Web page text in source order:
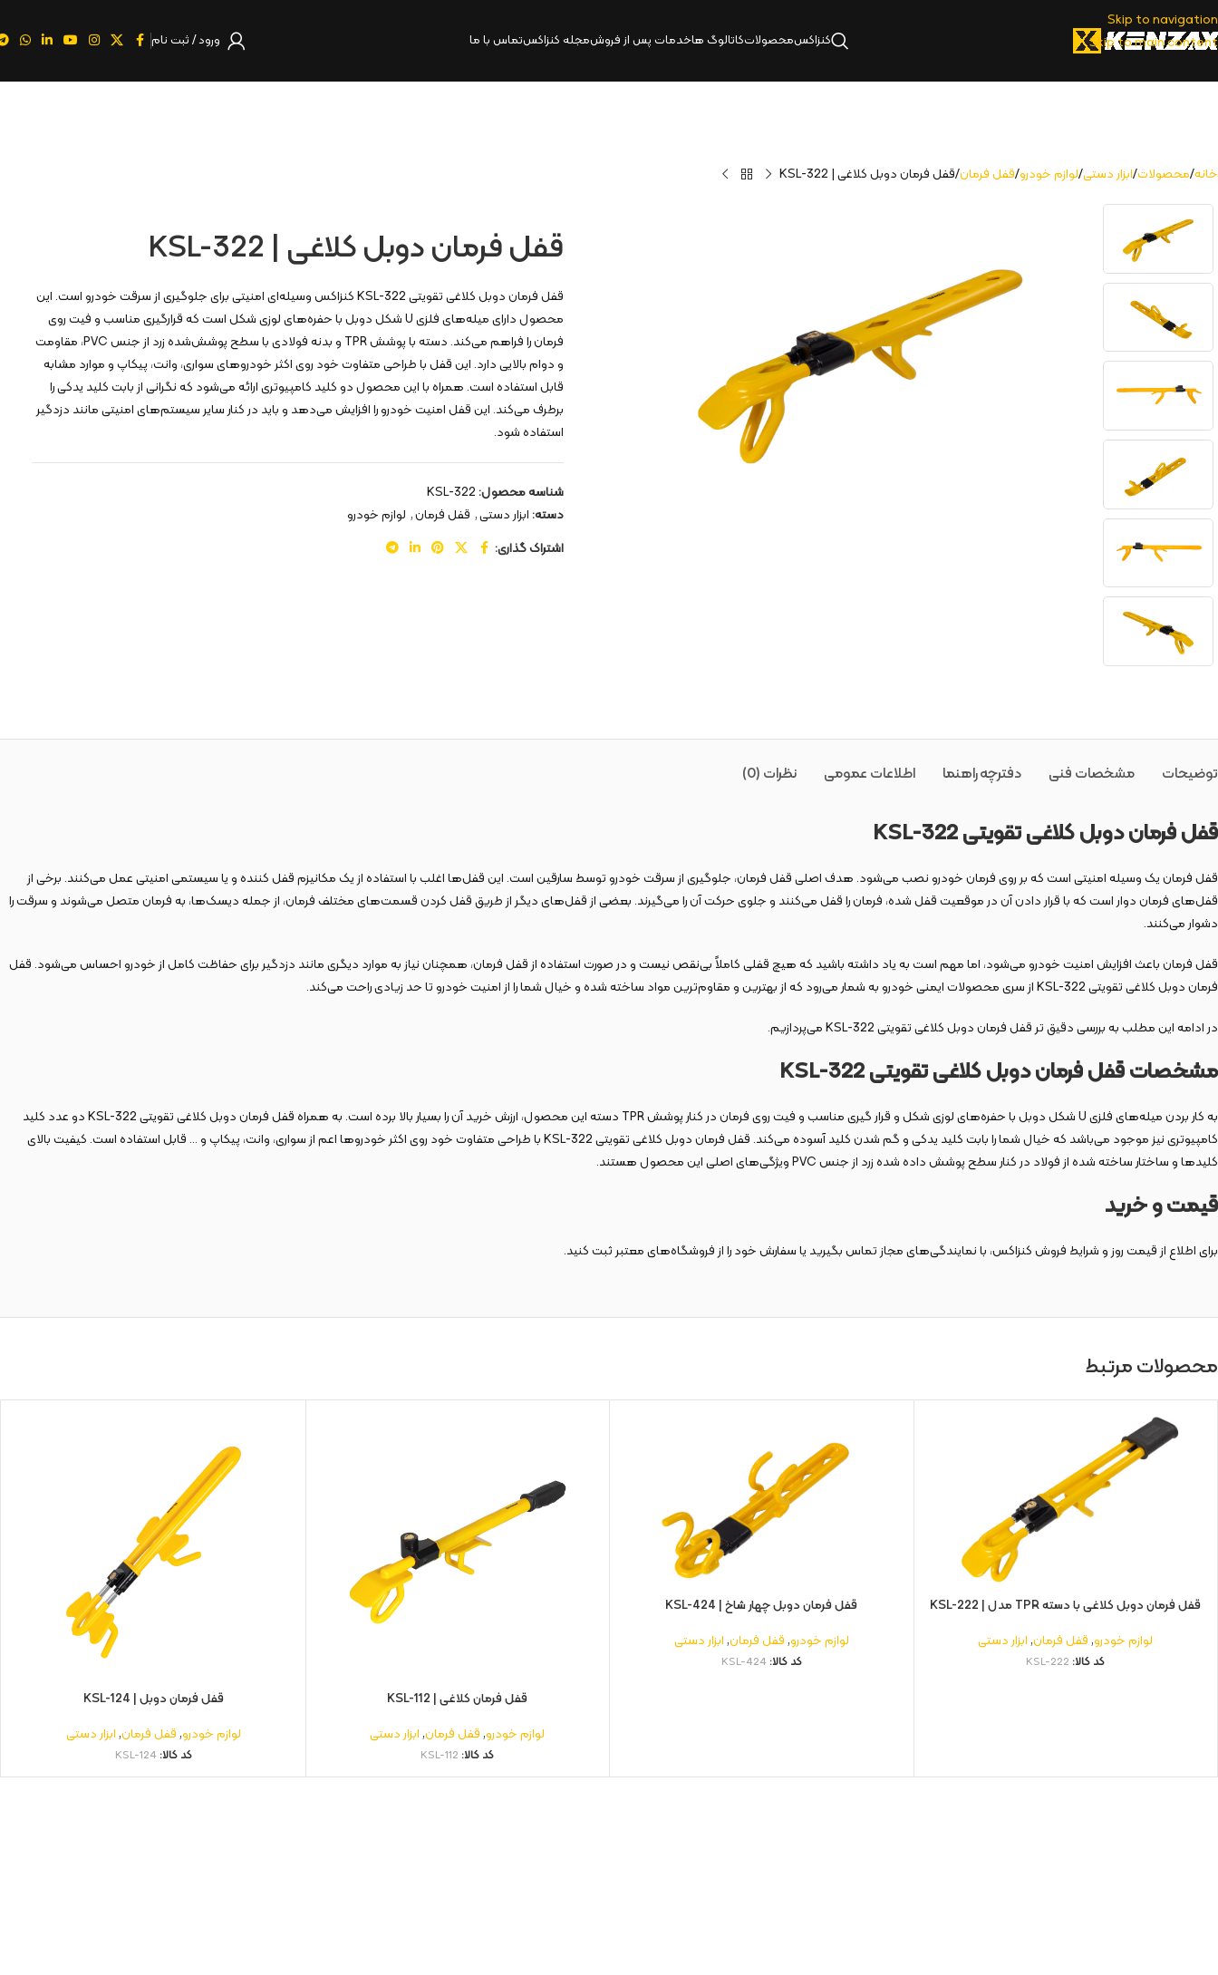
Skip to navigation
Skip to main content
کنزاکسمحصولاتکاتالوگ‌ هاخدمات پس از فروشمجله کنزاکستماس با ما ورود / ثبت نام
خانه محصولات ابزار دستی لوازم خودرو قفل فرمان قفل فرمان دوبل کلاغی | KSL-322
قفل فرمان دوبل کلاغی | KSL-322
قفل فرمان دوبل کلاغی تقویتی KSL-322 کنزاکس وسیله‌ای امنیتی برای جلوگیری از سرقت خودرو است. این
محصول دارای میله‌های فلزی U شکل دوبل با حفره‌های لوزی شکل است که قرارگیری مناسب و فیت روی
فرمان را فراهم می‌کند. دسته با پوشش TPR و بدنه فولادی با سطح پوشش‌شده زرد از جنس PVC، مقاومت
و دوام بالایی دارد. این قفل با طراحی متفاوت خود روی اکثر خودروهای سواری، وانت، پیکاپ و موارد مشابه
قابل استفاده است. همراه با این محصول دو کلید کامپیوتری ارائه می‌شود که نگرانی از بابت کلید یدکی را
برطرف می‌کند. این قفل امنیت خودرو را افزایش می‌دهد و باید در کنار سایر سیستم‌های امنیتی مانند دزدگیر
استفاده شود.
شناسه محصول:KSL-322
دسته:ابزار دستی, قفل فرمان, لوازم خودرو
اشتراک گذاری:
توضیحات نظرات (0) مشخصات فنی اطلاعات عمومی دفترچه راهنما
قفل فرمان دوبل کلاغی تقویتی KSL-322
قفل فرمان یک وسیله امنیتی است که بر روی فرمان خودرو نصب می‌شود. هدف اصلی قفل فرمان، جلوگیری از سرقت خودرو توسط سارقین است. این قفل‌ها اغلب با استفاده از یک مکانیزم قفل کننده و یا سیستمی امنیتی عمل می‌کنند. برخی از
قفل‌های فرمان دوار است که با قرار دادن آن در موقعیت قفل شده، فرمان را قفل می‌کنند و جلوی حرکت آن را می‌گیرند. بعضی از قفل‌های دیگر از طریق قفل کردن قسمت‌های مختلف فرمان، از جمله دیسک‌ها، به فرمان متصل می‌شوند و سرقت را
دشوار می‌کنند.
قفل فرمان باعث افزایش امنیت خودرو می‌شود، اما مهم است به یاد داشته باشید که هیچ قفلی کاملاً بی‌نقص نیست و در صورت استفاده از قفل فرمان، همچنان نیاز به موارد دیگری مانند دزدگیر برای حفاظت کامل از خودرو احساس می‌شود. قفل
فرمان دوبل کلاغی تقویتی KSL-322 از سری محصولات ایمنی خودرو به شمار می‌رود که از بهترین و مقاوم‌ترین مواد ساخته شده و خیال شما را از امنیت خودرو تا حد زیادی راحت می‌کند.
در ادامه این مطلب به بررسی دقیق تر قفل فرمان دوبل کلاغی تقویتی KSL-322 می‌پردازیم.
مشخصات قفل فرمان دوبل کلاغی تقویتی KSL-322
به کار بردن میله‌های فلزی U شکل دوبل با حفره‌های لوزی شکل و قرار گیری مناسب و فیت روی فرمان در کنار پوشش TPR دسته این محصول، ارزش خرید آن را بسیار بالا برده است. به همراه قفل فرمان دوبل کلاغی تقویتی KSL-322 دو عدد کلید
کامپیوتری نیز موجود می‌باشد که خیال شما را بابت کلید یدکی و گم شدن کلید آسوده می‌کند. قفل فرمان دوبل کلاغی تقویتی KSL-322 با طراحی متفاوت خود روی اکثر خودروها اعم از سواری، وانت، پیکاپ و … قابل استفاده است. کیفیت بالای
کلیدها و ساختار ساخته شده از فولاد در کنار سطح پوشش داده شده زرد از جنس PVC ویژگی‌های اصلی این محصول هستند.
قیمت و خرید
برای اطلاع از قیمت روز و شرایط فروش کنزاکس، با نمایندگی‌های مجاز تماس بگیرید یا سفارش خود را از فروشگاه‌های معتبر ثبت کنید.
محصولات مرتبط
قفل فرمان دوبل کلاغی با دسته TPR مدل | KSL-222
لوازم خودرو,قفل فرمان,ابزار دستی
کد کالا: KSL-222
قفل فرمان دوبل چهار شاخ | KSL-424
لوازم خودرو,قفل فرمان,ابزار دستی
کد کالا: KSL-424
قفل فرمان کلاغی | KSL-112
لوازم خودرو,قفل فرمان,ابزار دستی
کد کالا: KSL-112
قفل فرمان دوبل | KSL-124
لوازم خودرو,قفل فرمان,ابزار دستی
کد کالا: KSL-124